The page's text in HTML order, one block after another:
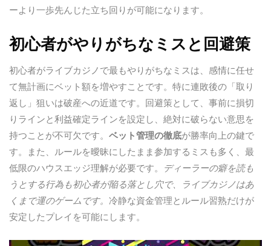
ーより一歩先んじた立ち回りが可能になります。
初心者がやりがちなミスと回避策
初心者がライブカジノで最もやりがちなミスは、感情に任せ
て無計画にベット額を増やすことです。特に連敗後の「取り
返し」狙いは破産への近道です。回避策として、事前に損切
りラインと利益確定ラインを設定し、絶対に破らない意思を
持つことが不可欠です。 ベット管理の徹底が勝率向上の鍵で
す。また、ルールを曖昧にしたまま参加するミスも多く、最
低限のハウスエッジ理解が必要です。 ディーラーの癖を読も
うとする行為も初心者が陥る落とし穴で、ライブカジノはあ
くまで運のゲームです。 冷静な資金管理とルール習熟だけが
安定したプレイを可能にします。